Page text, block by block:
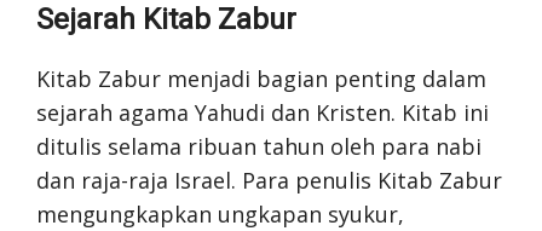
Sejarah Kitab Zabur
Kitab Zabur menjadi bagian penting dalam
sejarah agama Yahudi dan Kristen. Kitab ini
ditulis selama ribuan tahun oleh para nabi
dan raja-raja Israel. Para penulis Kitab Zabur
mengungkapkan ungkapan syukur,